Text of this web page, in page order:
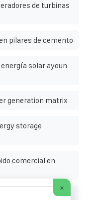
de turbinas
pilares de cemento
solar ayoun
generation matrix
storage
comercial en
de
×